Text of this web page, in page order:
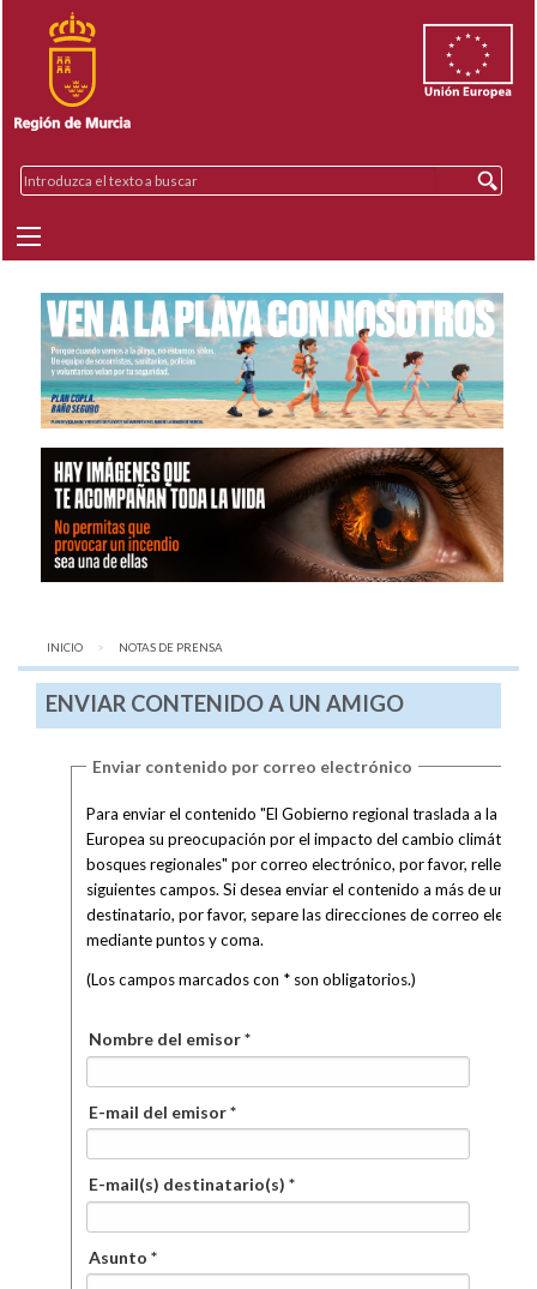
INICIO AQUÍ:
NOTAS DE PRENSA
ENVIAR CONTENIDO A UN AMIGO
Enviar contenido por correo electrónico
Para enviar el contenido "El Gobierno regional traslada a la
Europea su preocupación por el impacto del cambio climático
bosques regionales" por correo electrónico, por favor, rellene
siguientes campos. Si desea enviar el contenido a más de un
destinatario, por favor, separe las direcciones de correo
mediante puntos y coma.
(Los campos marcados con * son obligatorios.)
Nombre del emisor *
E-mail del emisor *
E-mail(s) destinatario(s) *
Asunto *